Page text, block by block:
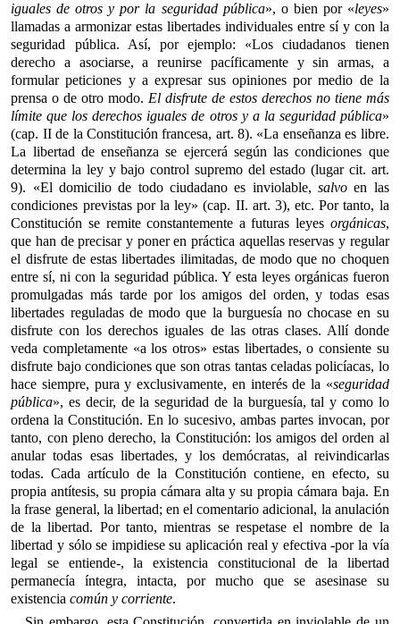
iguales de otros y por la seguridad pública», o bien por «leyes»
llamadas a armonizar estas libertades individuales entre sí y con la
seguridad pública. Así, por ejemplo: «Los ciudadanos tienen
derecho a asociarse, a reunirse pacíficamente y sin armas, a
formular peticiones y a expresar sus opiniones por medio de la
prensa o de otro modo. El disfrute de estos derechos no tiene más
límite que los derechos iguales de otros y a la seguridad pública»
(cap. II de la Constitución francesa, art. 8). «La enseñanza es libre.
La libertad de enseñanza se ejercerá según las condiciones que
determina la ley y bajo control supremo del estado (lugar cit. art.
9). «El domicilio de todo ciudadano es inviolable,salvo en las
condiciones previstas por la ley» (cap. II. art. 3), etc. Por tanto, la
Constitución se remite constantemente a futuras leyes orgánicas,
que han de precisar y poner en práctica aquellas reservas y regular
el disfrute de estas libertades ilimitadas, de modo que no choquen
entre sí, ni con la seguridad pública. Y esta leyes orgánicas fueron
promulgadas más tarde por los amigos del orden, y todas esas
libertades reguladas de modo que la burguesía no chocase en su
disfrute con los derechos iguales de las otras clases. Allí donde
veda completamente «a los otros» estas libertades, o consiente su
disfrute bajo condiciones que son otras tantas celadas policíacas, lo
hace siempre, pura y exclusivamente, en interés de la «seguridad
pública», es decir, de la seguridad de la burguesía, tal y como lo
ordena la Constitución. En lo sucesivo, ambas partes invocan, por
tanto, con pleno derecho, la Constitución: los amigos del orden al
anular todas esas libertades, y los demócratas, al reivindicarlas
todas. Cada artículo de la Constitución contiene, en efecto, su
propia antítesis, su propia cámara alta y su propia cámara baja. En
la frase general, la libertad; en el comentario adicional, la anulación
de la libertad. Por tanto, mientras se respetase el nombre de la
libertad y sólo se impidiese su aplicación real y efectiva -por la vía
legal se entiende-, la existencia constitucional de la libertad
permanecía íntegra, intacta, por mucho que se asesinase su
existenciacomún y corriente.